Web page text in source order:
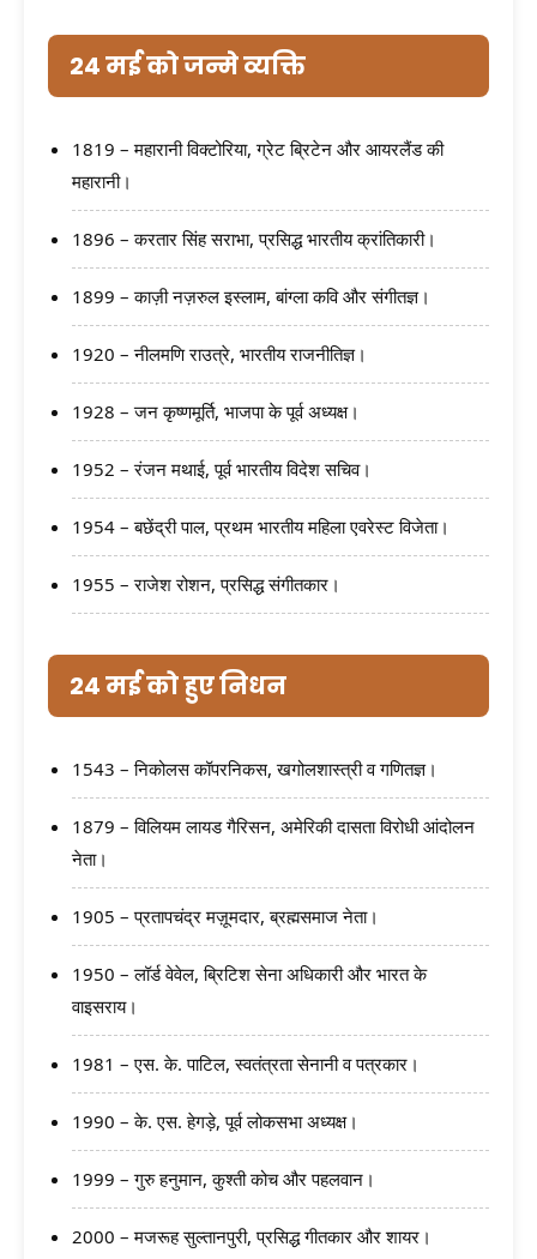
24 मई को जन्मे व्यक्ति
1819 – महारानी विक्टोरिया, ग्रेट ब्रिटेन और आयरलैंड की
महारानी।
1896 – करतार सिंह सराभा, प्रसिद्ध भारतीय क्रांतिकारी।
1899 – काज़ी नज़रुल इस्लाम, बांग्ला कवि और संगीतज्ञ।
1920 – नीलमणि राउत्रे, भारतीय राजनीतिज्ञ।
1928 – जन कृष्णमूर्ति, भाजपा के पूर्व अध्यक्ष।
1952 – रंजन मथाई, पूर्व भारतीय विदेश सचिव।
1954 – बछेंद्री पाल, प्रथम भारतीय महिला एवरेस्ट विजेता।
1955 – राजेश रोशन, प्रसिद्ध संगीतकार।
24 मई को हुए निधन
1543 – निकोलस कॉपरनिकस, खगोलशास्त्री व गणितज्ञ।
1879 – विलियम लायड गैरिसन, अमेरिकी दासता विरोधी आंदोलन
नेता।
1905 – प्रतापचंद्र मज़ूमदार, ब्रह्मसमाज नेता।
1950 – लॉर्ड वेवेल, ब्रिटिश सेना अधिकारी और भारत के
वाइसराय।
1981 – एस. के. पाटिल, स्वतंत्रता सेनानी व पत्रकार।
1990 – के. एस. हेगड़े, पूर्व लोकसभा अध्यक्ष।
1999 – गुरु हनुमान, कुश्ती कोच और पहलवान।
2000 – मजरूह सुल्तानपुरी, प्रसिद्ध गीतकार और शायर।